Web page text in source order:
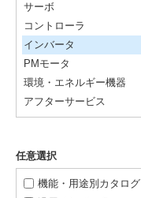
サーボ
コントローラ
インバータ
PMモータ
環境・エネルギー機器
アフターサービス
任意選択
機能・用途別カタログ